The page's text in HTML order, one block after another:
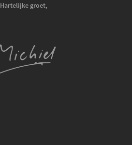
Hartelijke groet,